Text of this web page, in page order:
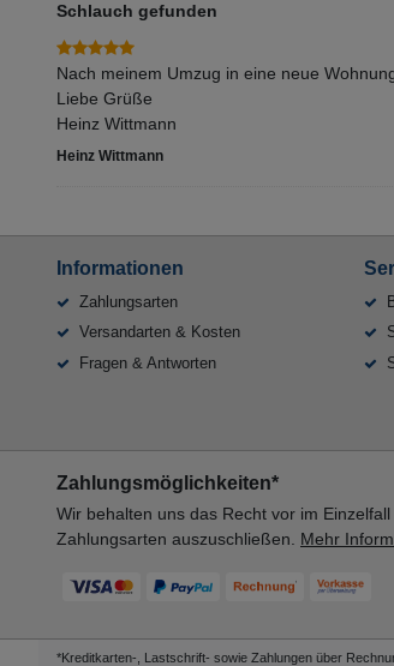
Schlauch gefunden
Nach meinem Umzug in eine neue
Liebe Grüße
Heinz Wittmann
Heinz Wittmann
Informationen
Zahlungsarten
Versandarten & Kosten
Fragen & Antworten
Zahlungsmöglichkeiten*
Wir behalten uns das Recht vor im
Zahlungsarten auszuschließen. Mehr
*Kreditkarten-, Lastschrift- sowie Zahlungen über